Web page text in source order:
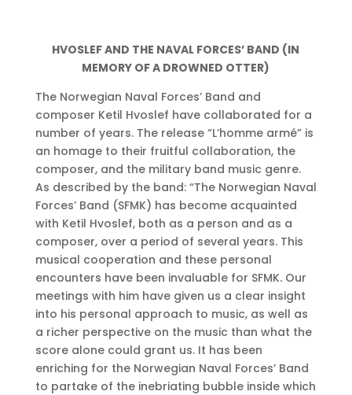
HVOSLEF AND THE NAVAL FORCES’ BAND (IN
MEMORY OF A DROWNED OTTER)
The Norwegian Naval Forces’ Band and
composer Ketil Hvoslef have collaborated for a
number of years. The release “L’homme armé” is
an homage to their fruitful collaboration, the
composer, and the military band music genre.
As described by the band: “The Norwegian Naval
Forces’ Band (SFMK) has become acquainted
with Ketil Hvoslef, both as a person and as a
composer, over a period of several years. This
musical cooperation and these personal
encounters have been invaluable for SFMK. Our
meetings with him have given us a clear insight
into his personal approach to music, as well as
a richer perspective on the music than what the
score alone could grant us. It has been
enriching for the Norwegian Naval Forces’ Band
to partake of the inebriating bubble inside which